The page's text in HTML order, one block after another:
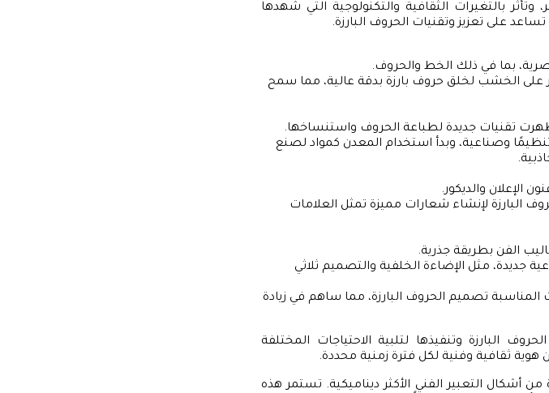
بالتغيرات الثقافية والتكنولوجية التي شهدها
على تعزيز وتقنيات الحروف البارزة.
بما في ذلك الخط والحروف.
على الخشب لخلق حروف بارزة بدقة عالية، مما سمح
ظهرت تقنيات جديدة لطباعة الحروف واستنساخها.
تنظيمًا وصناعية، وبدأ استخدام المعدن كمواد لصنع
الإعلان والديكور.
البارزة لإنشاء شعارات مميزة تمثل العلامات
الفن بطريقة جذرية.
جديدة، مثل الإضاءة الخلفية والتصميم ثلاثي
تصميم الحروف البارزة، مما ساهم في زيادة
البارزة وتنفيذها لتلبية الاحتياجات المختلفة
ثقافية وفنية لكل فترة زمنية محددة.
أشكال التعبير الفني الأكثر ديناميكية. تستمر هذه